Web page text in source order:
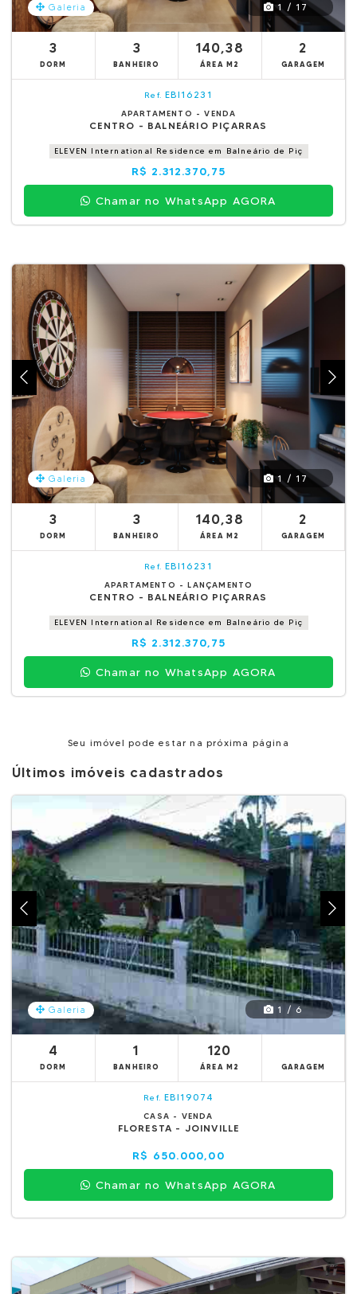
Galeria 1 / 17
3
DORM
3
BANHEIRO
140,38
ÁREA M2
2
GARAGEM
Ref. EBI16231
APARTAMENTO - VENDA
CENTRO - BALNEÁRIO PIÇARRAS
ELEVEN International Residence em Balneário de Piç
R$ 2.312.370,75
Chamar no WhatsApp AGORA
Galeria 1 / 17
3
DORM
3
BANHEIRO
140,38
ÁREA M2
2
GARAGEM
Ref. EBI16231
APARTAMENTO - LANÇAMENTO
CENTRO - BALNEÁRIO PIÇARRAS
ELEVEN International Residence em Balneário de Piç
R$ 2.312.370,75
Chamar no WhatsApp AGORA
Seu imóvel pode estar na próxima página
Últimos imóveis cadastrados
Galeria 1 / 6
4
DORM
1
BANHEIRO
120
ÁREA M2 GARAGEM
Ref. EBI19074
CASA - VENDA
FLORESTA - JOINVILLE
R$ 650.000,00
Chamar no WhatsApp AGORA